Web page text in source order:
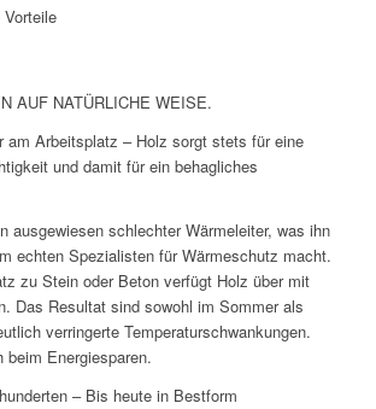
AUF NATÜRLICHE WEISE.
am Arbeitsplatz – Holz sorgt stets für eine
und damit für ein behagliches
ausgewiesen schlechter Wärmeleiter, was ihn
echten Spezialisten für Wärmeschutz macht.
zu Stein oder Beton verfügt Holz über mit
Das Resultat sind sowohl im Sommer als
verringerte Temperaturschwankungen.
beim Energiesparen.
– Bis heute in Bestform